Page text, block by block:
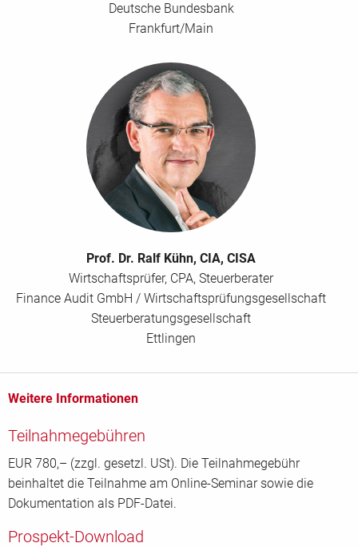
Deutsche Bundesbank
Frankfurt/Main
Prof. Dr. Ralf Kühn, CIA, CISA
Wirtschaftsprüfer, CPA, Steuerberater
Finance Audit GmbH / Wirtschaftsprüfungsgesellschaft
Steuerberatungsgesellschaft
Ettlingen
Weitere Informationen
Teilnahmegebühren
EUR 780,– (zzgl. gesetzl. USt). Die Teilnahmegebühr
beinhaltet die Teilnahme am Online-Seminar sowie die
Dokumentation als PDF-Datei.
Prospekt-Download